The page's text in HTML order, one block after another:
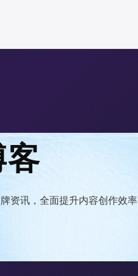
资讯，全面提升内容创作效率